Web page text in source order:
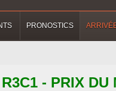
PRONOSTICS
- PRIX